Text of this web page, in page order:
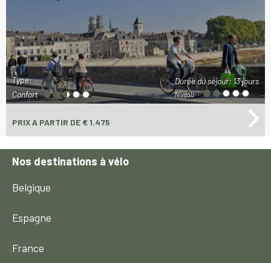
Durée du séjour:13 jours
Niveau:
Type:
Confort
PRIXA PARTIR DE € 1.475
Nos destinations à vélo
Belgique
Espagne
France